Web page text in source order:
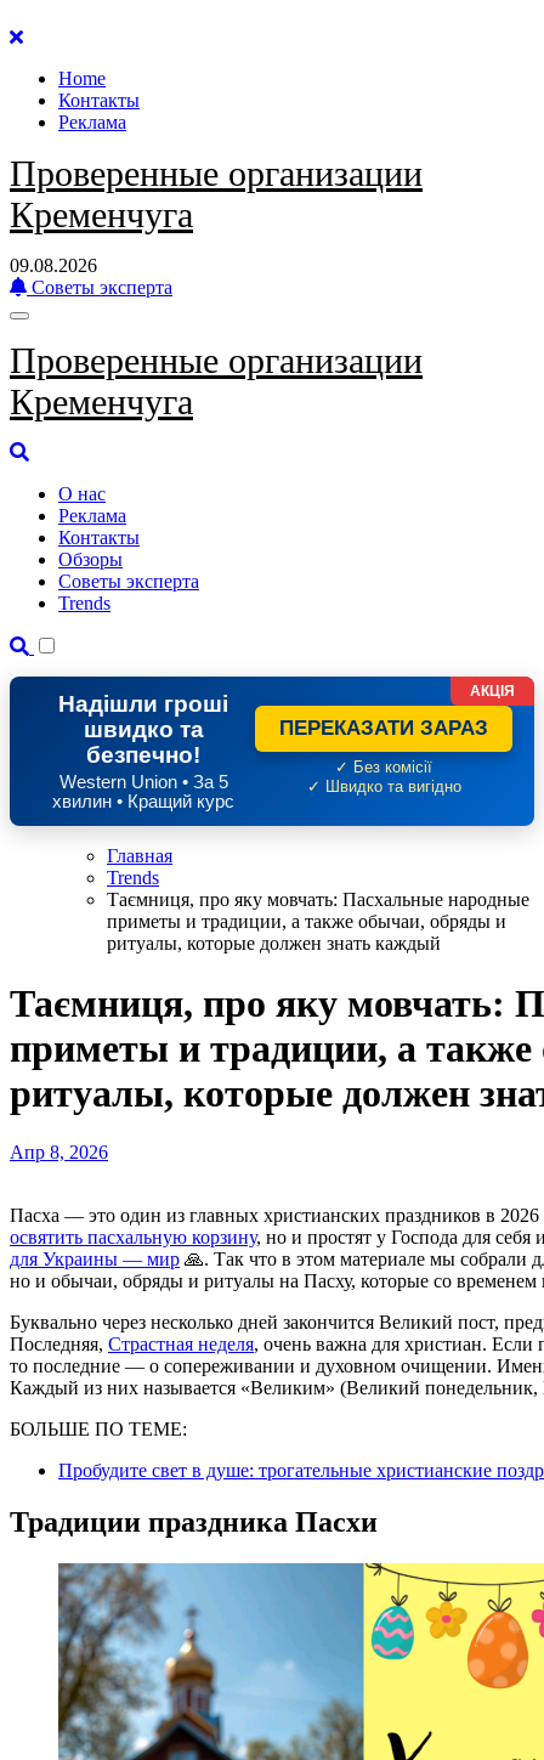
Перейти
содержанию
Home
Контакты
Реклама
Проверенные организации
Кременчуга
09.08.2026
Советы эксперта
Проверенные организации
Кременчуга
О нас
Реклама
Контакты
Обзоры
Советы эксперта
Trends
Надішли гроші
швидко та
безпечно!
Western Union • За 5
хвилин • Кращий курс
ПЕРЕКАЗАТИ ЗАРАЗ
✓ Без комісії
✓ Швидко та вигідно
АКЦІЯ
Главная
Trends
Таємниця, про яку мовчать: Пасхальные народные
приметы и традиции, а также обычаи, обряды и
ритуалы, которые должен знать каждый
Таємниця, про яку мовчать:
приметы и традиции, а
ритуалы, которые должен
Апр 8, 2026
Пасха — это один из главных христианских праздников в
освятить пасхальную корзину, но и простят у Господа для себя
для Украины — мир 🙏. Так что в этом материале мы собрали
но и обычаи, обряды и ритуалы на Пасху, которые со временем
Буквально через несколько дней закончится Великий пост,
Последняя, Страстная неделя, очень важна для христиан.
то последние — о сопереживании и духовном очищении.
Каждый из них называется «Великим» (Великий
БОЛЬШЕ ПО ТЕМЕ:
Пробудите свет в душе: трогательные христианские
Традиции праздника Пасхи